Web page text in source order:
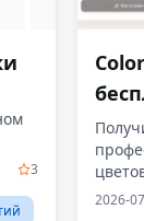
3
2026-